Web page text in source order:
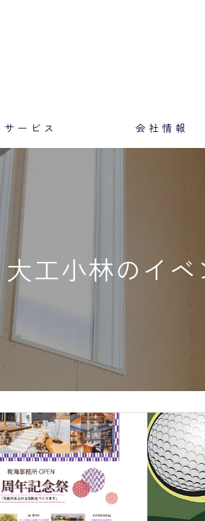
サービス 会社情報
大工小林のイ